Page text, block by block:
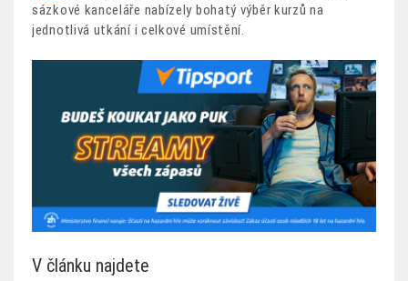
sázkové kanceláře nabízely bohatý výběr kurzů na
jednotlivá utkání i celkové umístění.
V článku najdete